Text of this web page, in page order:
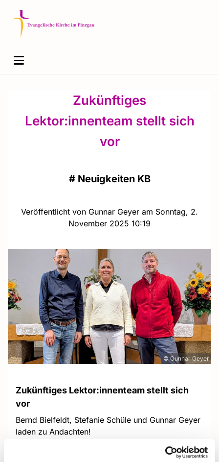
Zukünftiges
Lektor:innenteam stellt sich
vor
# Neuigkeiten KB
Veröffentlicht von Gunnar Geyer am Sonntag, 2.
November 2025 10:19
© Gunnar Geyer
Zukünftiges Lektor:innenteam stellt sich
vor
Bernd Bielfeldt, Stefanie Schüle und Gunnar Geyer
laden zu Andachten!
Wir schätzen uns glücklich, gleich 3 ehrenamtliche